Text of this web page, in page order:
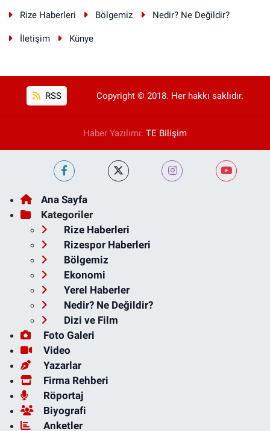
Rize Haberleri Bölgemiz Nedir? Ne Değildir?
İletişim Künye
RSS Copyright © 2018. Her hakkı saklıdır.
Haber Yazılımı: TE Bilişim
Ana Sayfa
Kategoriler
Rize Haberleri
Rizespor Haberleri
Bölgemiz
Ekonomi
Yerel Haberler
Nedir? Ne Değildir?
Dizi ve Film
Foto Galeri
Video
Yazarlar
Firma Rehberi
Röportaj
Biyografi
Anketler